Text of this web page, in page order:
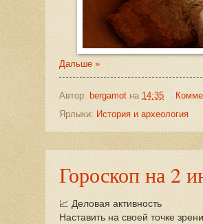
Дальше »
Автор: bergamot на 14:35
Ярлыки: История и археология
Гороскоп на 2
📈 Деловая активность
Наставить на своей точке